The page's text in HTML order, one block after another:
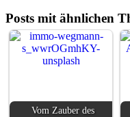
Posts mit ähnlichen
Vom Zauber des